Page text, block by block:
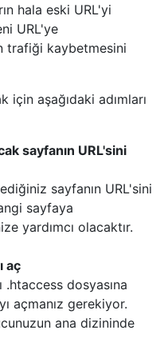
hala eski URL'yi
URL'ye
trafiği kaybetmesini
aşağıdaki adımları
sayfanın URL'sini
sayfanın URL'sini
sayfaya
yardımcı olacaktır.
aç
.htaccess dosyasına
açmanız gerekiyor.
ana dizininde